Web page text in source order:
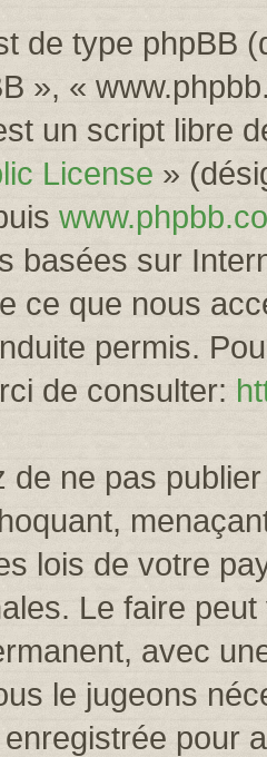
de type phpBB
», «
un script libre
License »
basées sur
ce que nous
permis.
de consulter:
de ne pas
lois de votre
Le faire
avec
le jugeons
pour